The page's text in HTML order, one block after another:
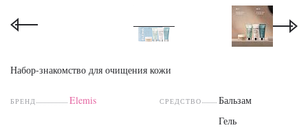
Набор-знакомство для очищения кожи
БРЕНД Elemis СРЕДСТВО
Бальзам
Гель